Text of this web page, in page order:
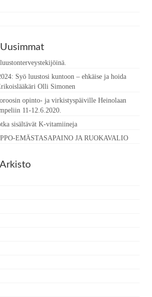
Syö luustosi kuntoon – ehkäise ja hoida
Olli Simonen
opinto- ja virkistyspäiville Heinolaan
11-12.6.2020.
sisältävät K-vitamiineja
EMÄSTASAPAINO JA RUOKAVALIO